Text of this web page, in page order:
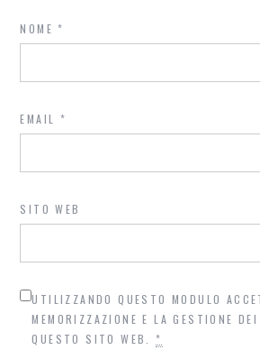
NOME*
EMAIL *
SITO WEB
UTILIZZANDO QUESTO MODULO
MEMORIZZAZIONE E LA GESTIONE
QUESTO SITO WEB.*